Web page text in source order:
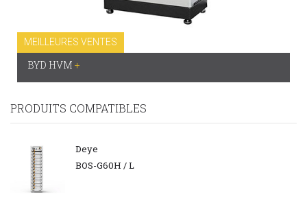
MEILLEURES VENTES
BYD HVM +
PRODUITS COMPATIBLES
Deye
BOS-G60H / L